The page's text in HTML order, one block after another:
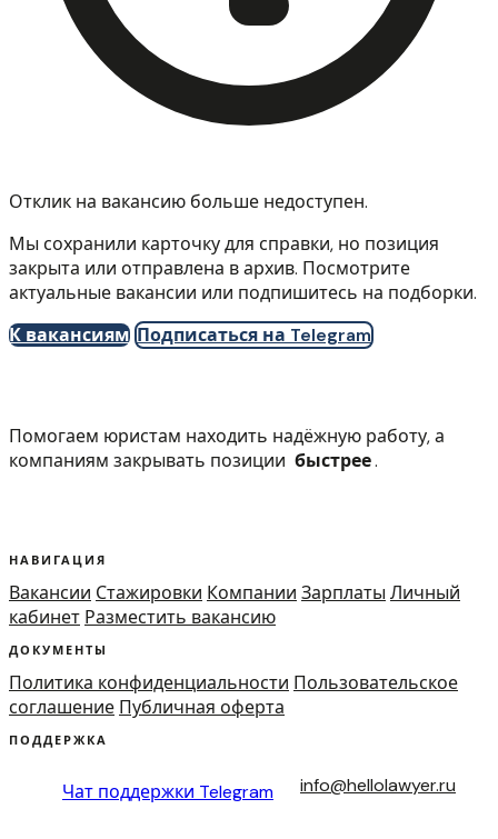
Отклик на вакансию больше недоступен.
Мы сохранили карточку для справки, но позиция
закрыта или отправлена в архив. Посмотрите
актуальные вакансии или подпишитесь на подборки.
К вакансиям Подписаться на Telegram
Помогаем юристам находить надёжную работу, а
компаниям закрывать позиции быстрее.
НАВИГАЦИЯ
Вакансии Стажировки Компании Зарплаты Личный
кабинет Разместить вакансию
ДОКУМЕНТЫ
Политика конфиденциальности Пользовательское
соглашение Публичная оферта
ПОДДЕРЖКА
Чат поддержки Telegram info@hellolawyer.ru